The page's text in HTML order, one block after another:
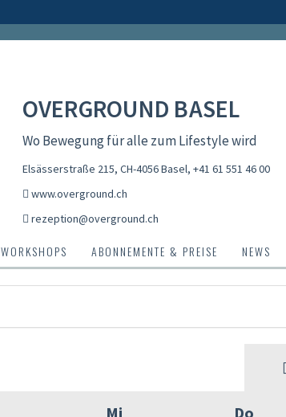
OVERGROUND BASEL
Wo Bewegung für alle zum Lifestyle wird
Elsässerstraße 215, CH-4056 Basel, +41 61 551 46 00
www.overground.ch
rezeption@overground.ch
WORKSHOPS ABONNEMENTE & PREISE NEWS
Mi
Do